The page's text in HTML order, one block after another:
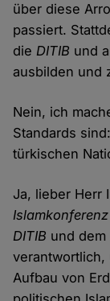
über diese
passiert.
dieDITIB und
ausbilden und
Nein, ich
Standards
türkischen
Ja, lieber Herr
Islamkonferenz
DITIB und dem
verantwortlich,
Aufbau von